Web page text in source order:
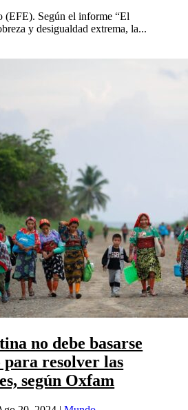
(EFE). Según el informe “El
y desigualdad extrema, la...
no debe basarse
para resolver las
según Oxfam